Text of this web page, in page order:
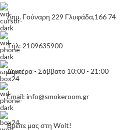
Δημ. Γούναρη 229 Γλυφάδα,166 74
Τήλ: 2109635900
Δευτέρα - Σάββατο 10:00 - 21:00
Email: info@smokeroom.gr
Βρείτε μας στη Wolt!